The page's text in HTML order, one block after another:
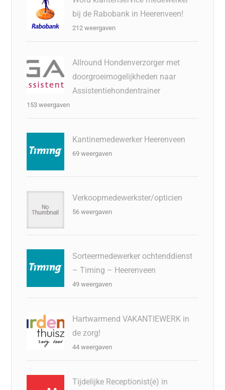
bij de Rabobank in Heerenveen!
212 weergaven
Allround Hondenverzorger met
doorgroeimogelijkheden naar
Assistentiehondentrainer
153 weergaven
Kantinemedewerker Heerenveen
69 weergaven
Verkoopmedewerkster/opticien
56 weergaven
Sorteermedewerker ochtenddienst
– Timing – Heerenveen
49 weergaven
Hartwarmend VAKANTIEWERK in
de zorg!
44 weergaven
Tijdelijke Receptionist(e) in